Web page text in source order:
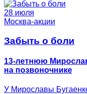
28 июля
Москва-акции
Забыть о боли
13-летнюю
на позвоночнике
У Мирославы